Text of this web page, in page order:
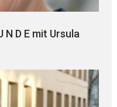
N D E mit Ursula